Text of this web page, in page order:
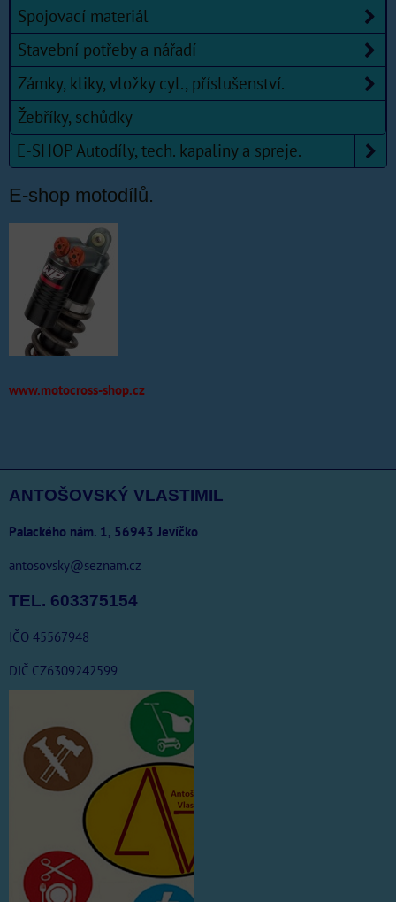
Spojovací materiál
Stavební potřeby a nářadí
Zámky, kliky, vložky cyl., příslušenství.
Žebříky, schůdky
E-SHOP Autodíly, tech. kapaliny a spreje.
E-shop motodílů.
www.motocross-shop.cz
ANTOŠOVSKÝ VLASTIMIL
Palackého nám. 1, 56943 Jevíčko
antosovsky@seznam.cz
TEL. 603375154
IČO 45567948
DIČ CZ6309242599